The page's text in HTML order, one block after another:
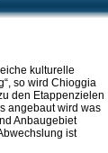
kulturelle
so wird Chioggia
den Etappenzielen
angebaut wird was
Anbaugebiet
ist